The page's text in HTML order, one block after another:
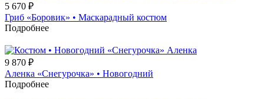
5 670 ₽
Гриб «Боровик» • Маскарадный костюм
Подробнее
9 870 ₽
Аленка «Снегурочка» • Новогодний
Подробнее